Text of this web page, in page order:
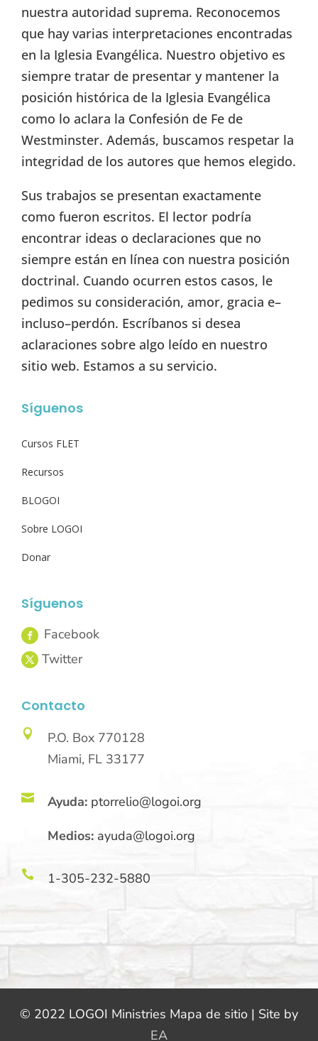
nuestra autoridad suprema. Reconocemos
que hay varias interpretaciones encontradas
en la Iglesia Evangélica. Nuestro objetivo es
siempre tratar de presentar y mantener la
posición histórica de la Iglesia Evangélica
como lo aclara la Confesión de Fe de
Westminster. Además, buscamos respetar la
integridad de los autores que hemos elegido.
Sus trabajos se presentan exactamente
como fueron escritos. El lector podría
encontrar ideas o declaraciones que no
siempre están en línea con nuestra posición
doctrinal. Cuando ocurren estos casos, le
pedimos su consideración, amor, gracia e–
incluso–perdón. Escríbanos si desea
aclaraciones sobre algo leído en nuestro
sitio web. Estamos a su servicio.
Síguenos
Cursos FLET
Recursos
BLOGOI
Sobre LOGOI
Donar
Síguenos
Contacto

P.O. Box 770128
Miami, FL 33177
 Ayuda: ptorrelio@logoi.org
Medios: ayuda@logoi.org
 1-305-232-5880
© 2022 LOGOI Ministries Mapa de sitio | Site by
EA